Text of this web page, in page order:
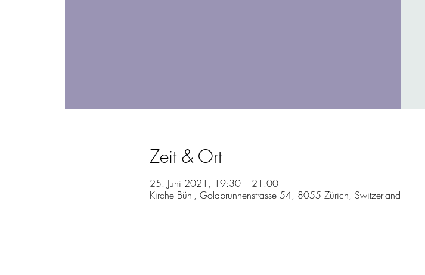
Zeit & Ort
25. Juni 2021, 19:30 – 21:00
Kirche Bühl, Goldbrunnenstrasse 54, 8055 Zürich, Switzerland